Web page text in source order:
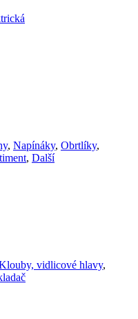
, Napínáky, Obrtlíky,
, Další
vidlicové hlavy,